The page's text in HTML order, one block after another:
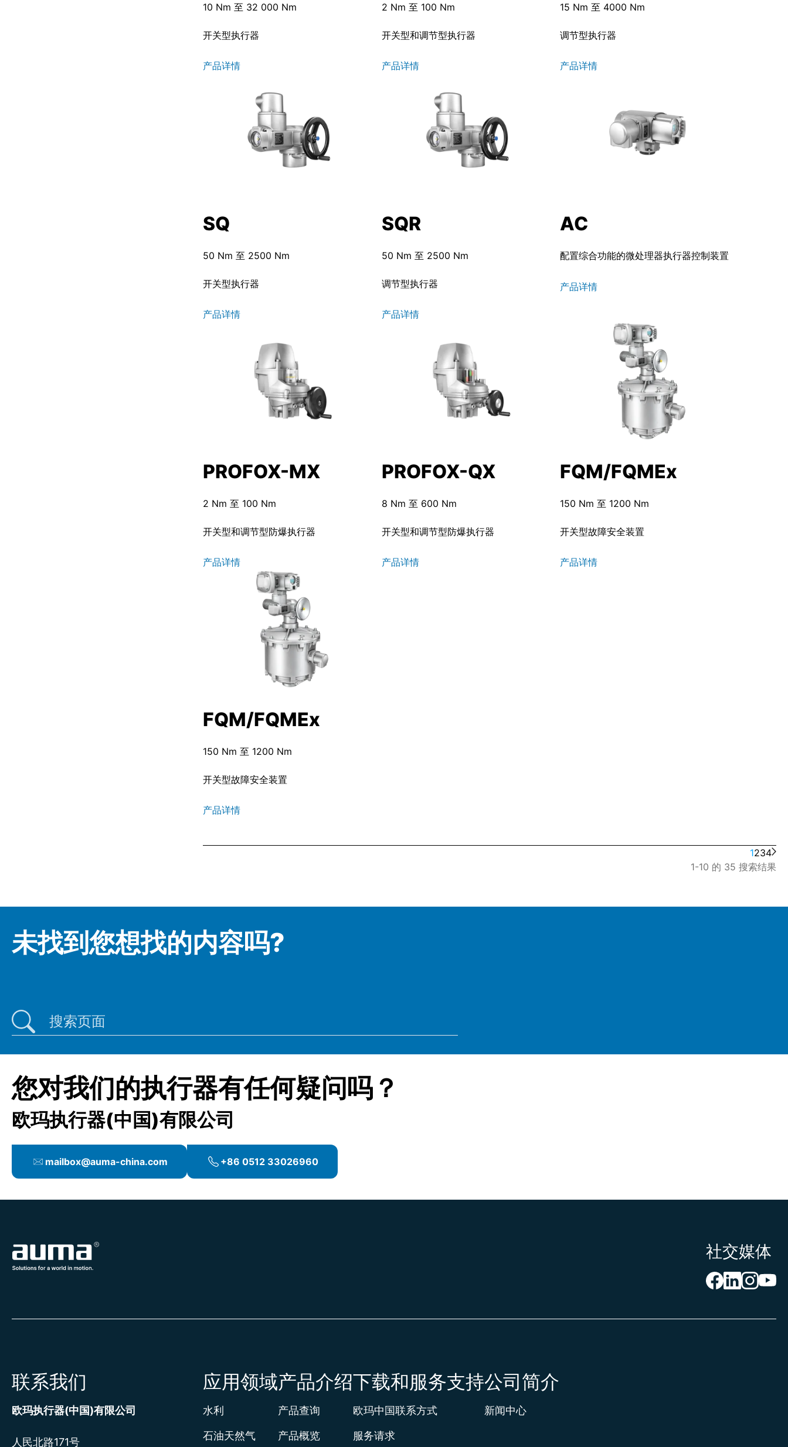
10 Nm 至 32 000 Nm
开关型执行器
产品详情
2 Nm 至 100 Nm
开关型和调节型执行器
产品详情
15 Nm 至 4000 Nm
调节型执行器
产品详情
SQ
50 Nm 至 2500 Nm
开关型执行器
产品详情
SQR
50 Nm 至 2500 Nm
调节型执行器
产品详情
AC
配置综合功能的微处理器执行器控制装置
产品详情
PROFOX-MX
2 Nm 至 100 Nm
开关型和调节型防爆执行器
产品详情
PROFOX-QX
8 Nm 至 600 Nm
开关型和调节型防爆执行器
产品详情
FQM/FQMEx
150 Nm 至 1200 Nm
开关型故障安全装置
产品详情
FQM/FQMEx
150 Nm 至 1200 Nm
开关型故障安全装置
产品详情
1234
1-10 的 35 搜索结果
未找到您想找的内容吗?
您对我们的执行器有任何疑问吗？
欧玛执行器(中国)有限公司
mailbox@auma-china.com +86 0512 33026960
社交媒体
联系我们
欧玛执行器(中国)有限公司
人民北路171号
应用领域
水利
石油天然气
产品介绍
产品查询
产品概览
下载和服务支持
欧玛中国联系方式
服务请求
公司简介
新闻中心